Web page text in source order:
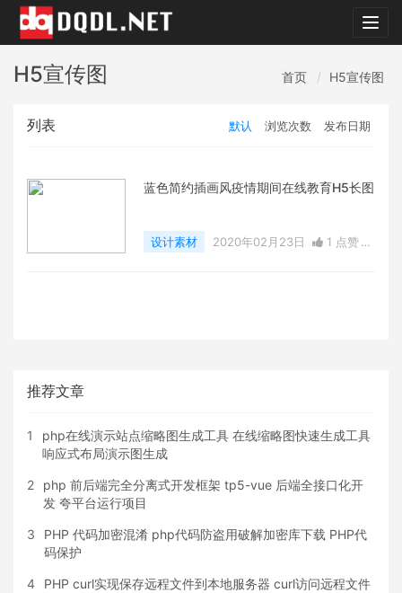
H5宣传图 首页 H5宣传图
列表 默认 浏览次数 发布日期
蓝色简约插画风疫情期间在线教育H5长图
设计素材 2020年02月23日
1 点赞
推荐文章
1
php在线演示站点缩略图生成工具 在线缩略图快速生成工具
响应式布局演示图生成
2
php 前后端完全分离式开发框架 tp5-vue 后端全接口化开
发 夸平台运行项目
3
PHP 代码加密混淆 php代码防盗用破解加密库下载 PHP代
码保护
4
PHP curl实现保存远程文件到本地服务器 curl访问远程文件